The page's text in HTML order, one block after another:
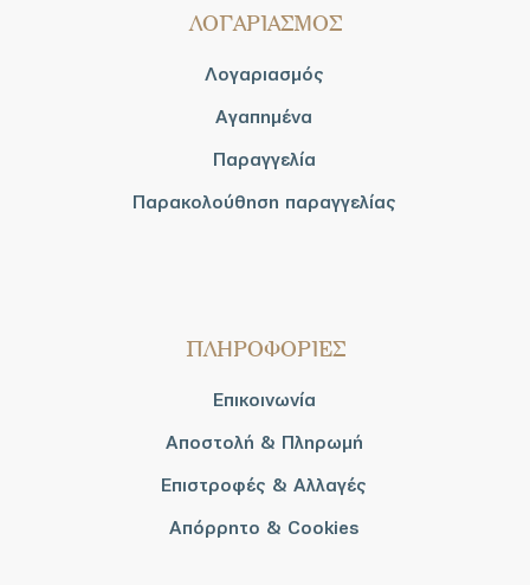
ΛΟΓΑΡΙΑΣΜΟΣ
Λογαριασμός
Αγαπημένα
Παραγγελία
Παρακολούθηση παραγγελίας
ΠΛΗΡΟΦΟΡΙΕΣ
Επικοινωνία
Αποστολή & Πληρωμή
Επιστροφές & Αλλαγές
Απόρρητο & Cookies